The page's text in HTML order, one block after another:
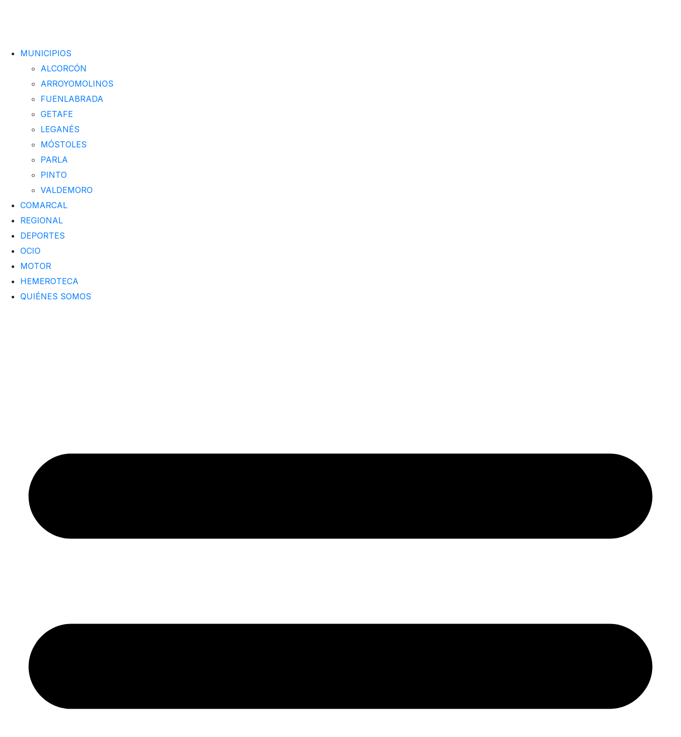
MUNICIPIOS
ALCORCÓN
ARROYOMOLINOS
FUENLABRADA
GETAFE
LEGANÉS
MÓSTOLES
PARLA
PINTO
VALDEMORO
COMARCAL
REGIONAL
DEPORTES
OCIO
MOTOR
HEMEROTECA
QUIÉNES SOMOS